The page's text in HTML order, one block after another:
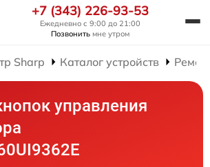
+7 (343) 226-93-53
Ежедневно с 9:00 до 21:00
Позвонить мне утром
Sharp Каталог устройств
управления